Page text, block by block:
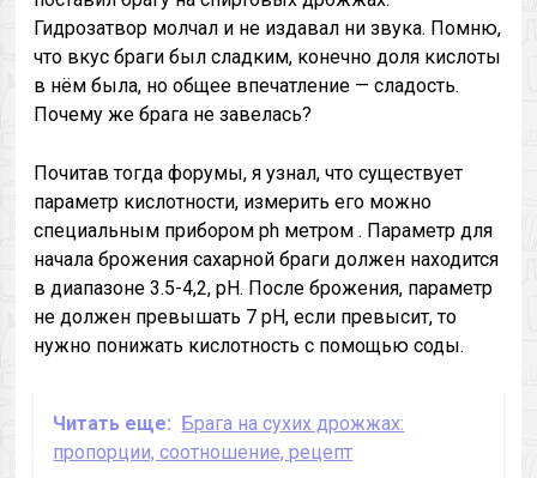
Гидрозатвор молчал и не издавал ни звука. Помню,
что вкус браги был сладким, конечно доля кислоты
в нём была, но общее впечатление — сладость.
Почему же брага не завелась?
Почитав тогда форумы, я узнал, что существует
параметр кислотности, измерить его можно
специальным прибором ph метром . Параметр для
начала брожения сахарной браги должен находится
в диапазоне 3.5-4,2, pH. После брожения, параметр
не должен превышать 7 pH, если превысит, то
нужно понижать кислотность с помощью соды.
Читать еще: Брага на сухих дрожжах:
пропорции, соотношение, рецепт